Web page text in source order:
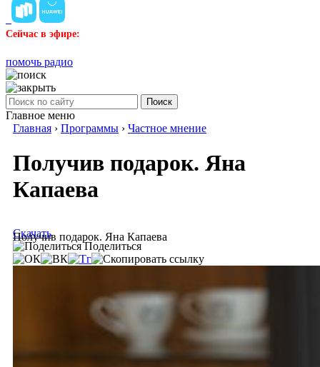
Сейчас в эфире:
помочь радио
Поиск
Главное меню
Главная › Программы › Частное мнение
Получив подарок. Яна
Капаева
Получив подарок. Яна Капаева
Скачать
Поделиться